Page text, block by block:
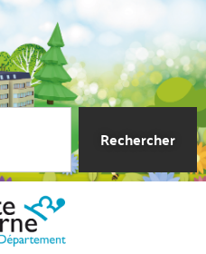
Rechercher